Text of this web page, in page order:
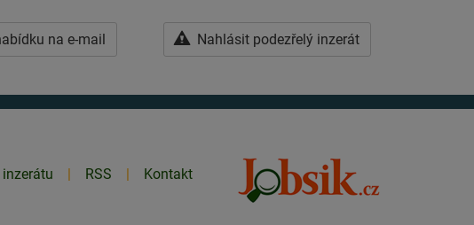
na e-mail Nahlásit podezřelý inzerát
RSS Kontakt